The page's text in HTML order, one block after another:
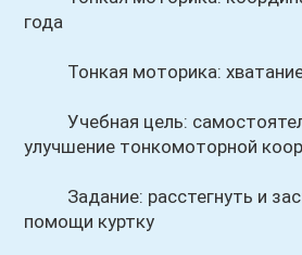
года
Тонкая моторика:
Учебная цель:
улучшение тонкомоторной
Задание: расстегнуть и
помощи куртку